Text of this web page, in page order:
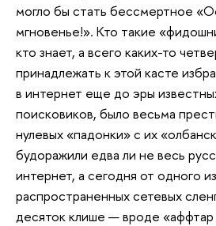
могло бы стать бессмертное
мгновенье!». Кто такие
кто знает, а всего каких-то
принадлежать к этой касте
в интернет еще до эры
поисковиков, было весьма
нулевых «падонки» с их
будоражили едва ли не весь
интернет, а сегодня от одного
распространенных сетевых
десяток клише — вроде